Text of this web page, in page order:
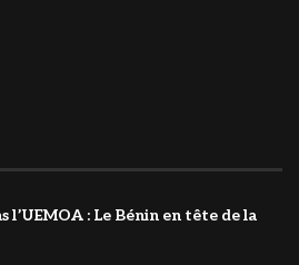
: Le Bénin en tête de la